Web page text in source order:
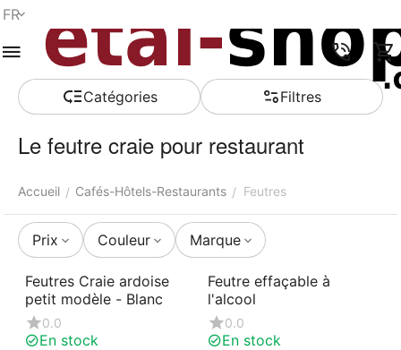
FR
Сatégories Filtres
Le feutre craie pour restaurant
Accueil / Cafés-Hôtels-Restaurants / Feutres
Prix Couleur Marque
Feutres Craie ardoise
petit modèle - Blanc
0.0
En stock
Feutre effaçable à
l'alcool
0.0
En stock
Menu Recherche
rapide
Panier Liste de
souhaits
Comparer Compte